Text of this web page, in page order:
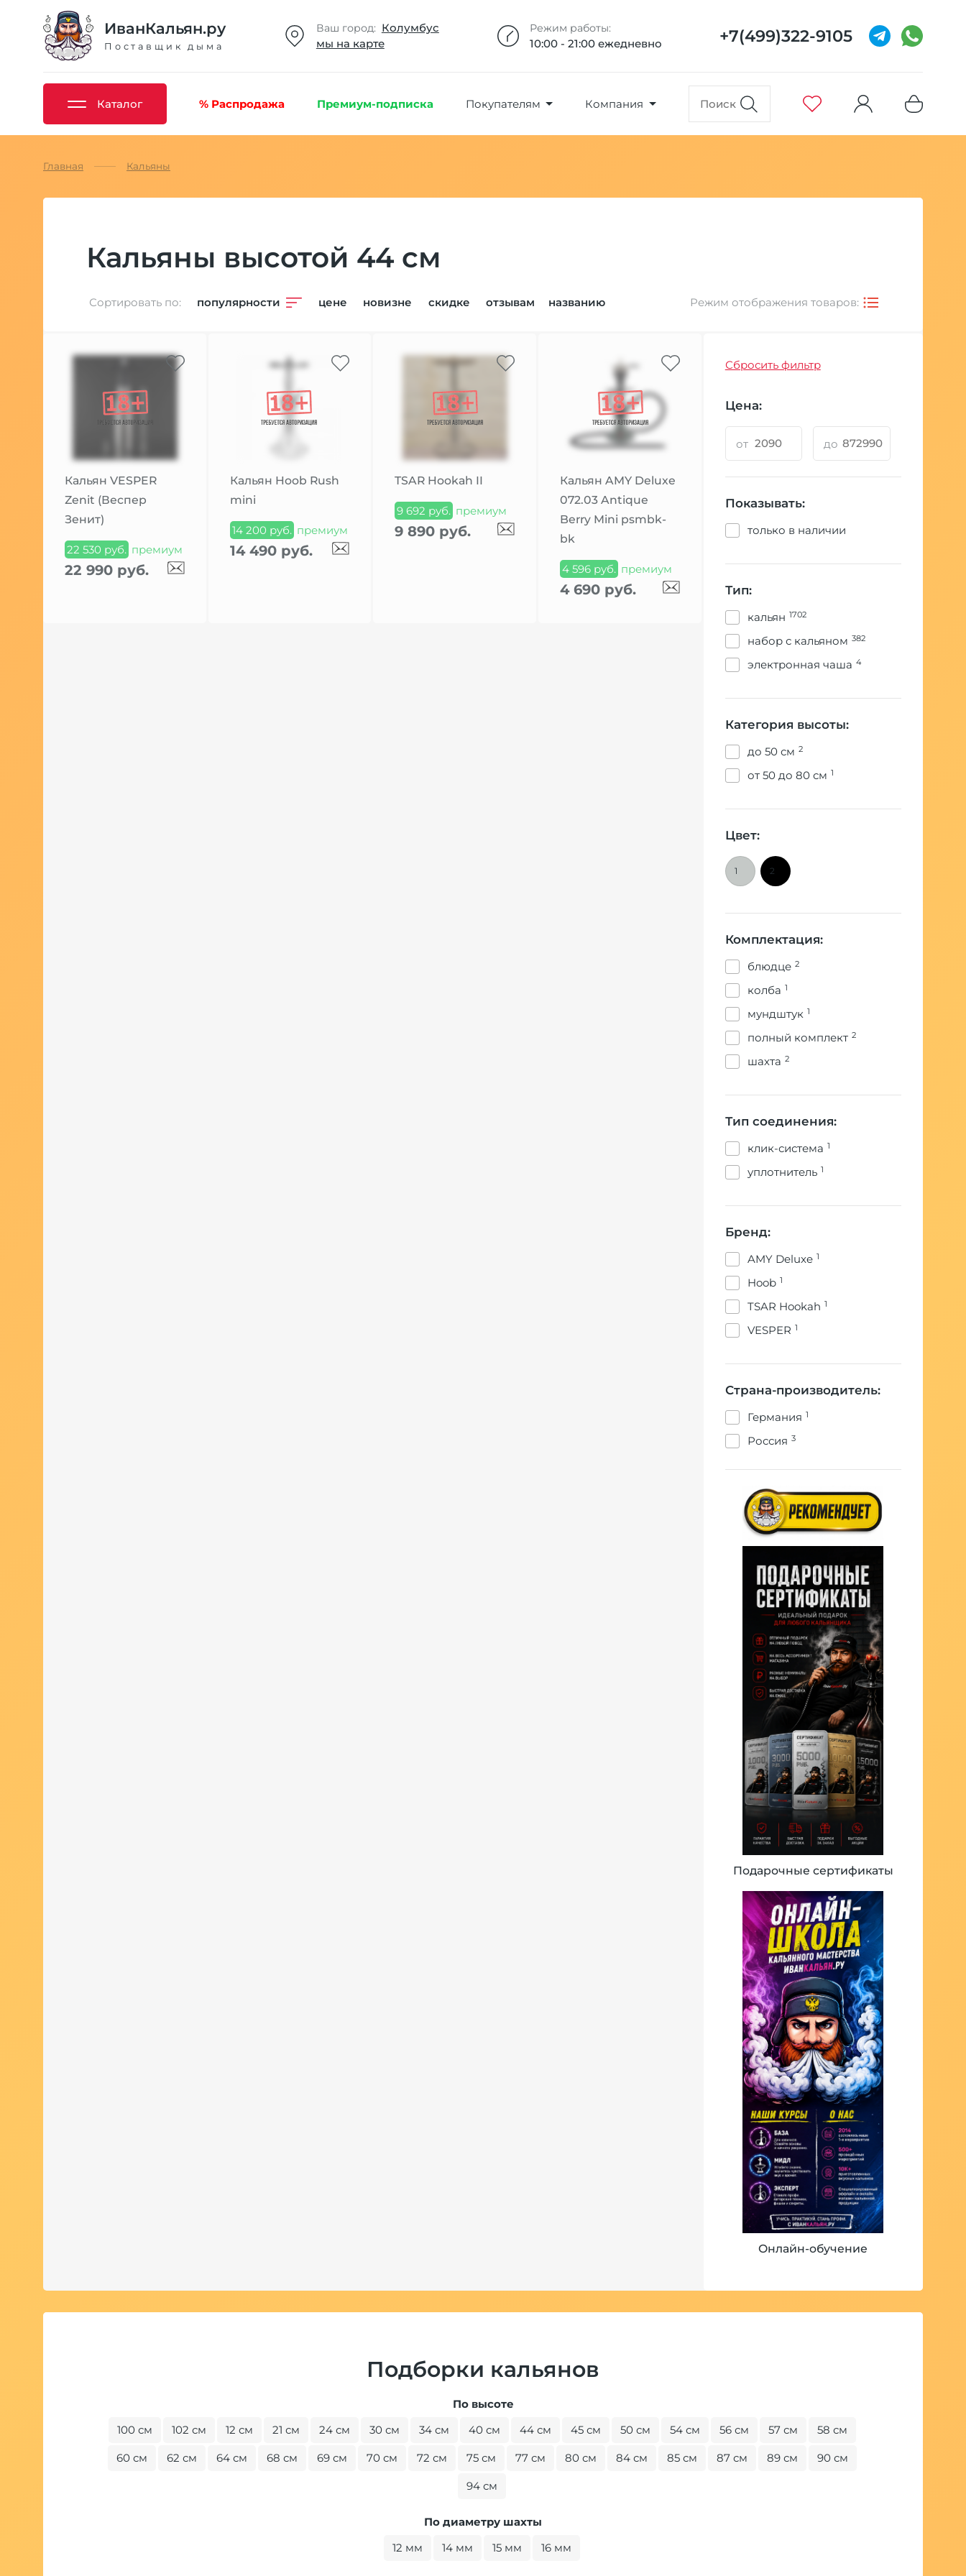
ИванКальян.ру
Поставщик дыма
Ваш город: Колумбус
мы на карте
Режим работы:
10:00 - 21:00 ежедневно +7(499)322-9105
Каталог % Распродажа Премиум-подписка Покупателям Компания
Товар добавлен в корзину
Товар добавлен в избранное
Добавлено максимальное кол-во товара
Товар удален из избранного
Промокод скопирован
Главная Кальяны
Кальяны высотой 44 см
Сортировать по: популярности цене новизне скидке отзывам названию Режим отображения товаров:
Кальян VESPER
Zenit (Веспер
Зенит)
22 530 руб. премиум
22 990 руб.
Кальян Hoob Rush
mini
14 200 руб. премиум
14 490 руб.
TSAR Hookah II
9 692 руб. премиум
9 890 руб.
Кальян AMY Deluxe
072.03 Antique
Berry Mini psmbk-
bk
4 596 руб. премиум
4 690 руб.
Сбросить фильтр
Цена:
от до
Показывать:
только в наличии
Тип:
кальян 1702
набор с кальяном 382
электронная чаша 4
Категория высоты:
до 50 см 2
от 50 до 80 см 1
Цвет:
1 2
Комплектация:
блюдце 2
колба 1
мундштук 1
полный комплект 2
шахта 2
Тип соединения:
клик-система 1
уплотнитель 1
Бренд:
AMY Deluxe 1
Hoob 1
TSAR Hookah 1
VESPER 1
Страна-производитель:
Германия 1
Россия 3
Подарочные сертификаты
Онлайн-обучение
Подборки кальянов
По высоте
100 см
102 см 12 см 21 см 24 см 30 см 34 см 40 см 44 см 45 см 50 см 54 см 56 см 57 см 58 см
60 см 62 см 64 см 68 см 69 см 70 см 72 см 75 см 77 см 80 см 84 см 85 см 87 см 89 см 90 см
94 см
По диаметру шахты
12 мм
14 мм 15 мм 16 мм